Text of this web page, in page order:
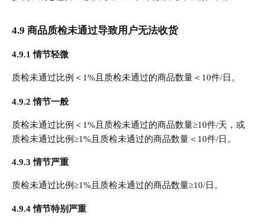
4.9 商品质检未通过导致用户无法收货
4.9.1 情节轻微
质检未通过比例＜1%且质检未通过的商品数量＜10件/日。
4.9.2 情节一般
质检未通过比例＜1%且质检未通过的商品数量≥10件/天，或
质检未通过比例≥1%且质检未通过的商品数量＜10件/日。
4.9.3 情节严重
质检未通过比例≥1%且质检未通过的商品数量≥10/日。
4.9.4 情节特别严重